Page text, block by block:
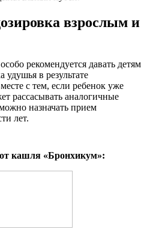
взрослым и
рекомендуется давать детям
удушья в результате
с тем, если ребенок уже
рассасывать аналогичные
назначать прием
лет.
кашля «Бронхикум»: